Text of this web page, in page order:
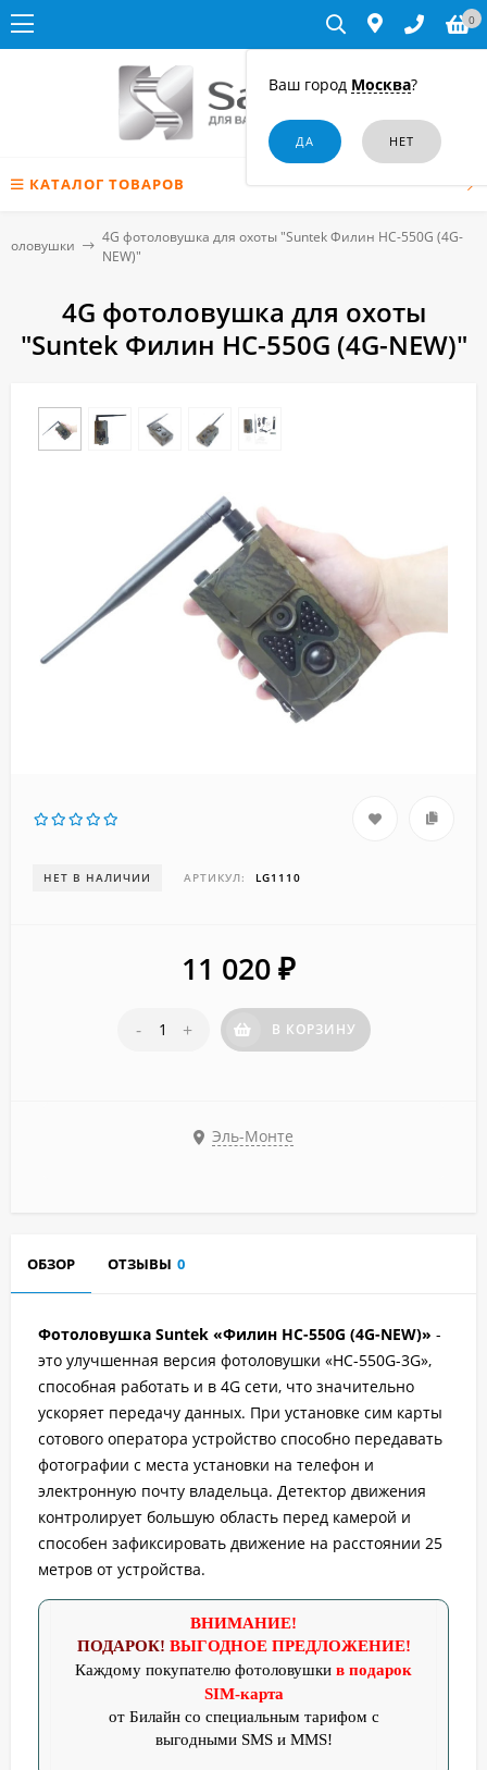
Ваш город Москва?
0
КАТАЛОГ ТОВАРОВ
4G фотоловушка для охоты "Suntek Филин HC-550G (4G-
NEW)"
4G фотоловушка для охоты
"Suntek Филин HC-550G (4G-NEW)"
НЕТ В НАЛИЧИИ АРТИКУЛ: LG1110
11 020 ₽
- + В КОРЗИНУ
Эль-Монте
ОБЗОР ОТЗЫВЫ 0
Фотоловушка Suntek «Филин HC-550G (4G-NEW)» -
это улучшенная версия фотоловушки «HC-550G-3G»,
способная работать и в 4G сети, что значительно
ускоряет передачу данных. При установке сим карты
сотового оператора устройство способно передавать
фотографии с места установки на телефон и
электронную почту владельца. Детектор движения
контролирует большую область перед камерой и
способен зафиксировать движение на расстоянии 25
метров от устройства.
ВНИМАНИЕ!
ПОДАРОК! ВЫГОДНОЕ ПРЕДЛОЖЕНИЕ!
Каждому покупателю фотоловушки в подарок
SIM-карта
от Билайн со специальным тарифом с
выгодными SMS и MMS!